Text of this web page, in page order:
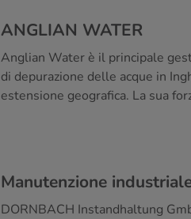
ANGLIAN WATER
Anglian Water è il principale
di depurazione delle acque in
estensione geografica. La sua
Manutenzione
DORNBACH Instandhaltung